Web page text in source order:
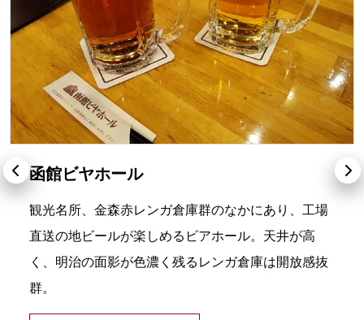
函館ビヤホール
観光名所、金森赤レンガ倉庫群のなかにあり、工場
直送の地ビールが楽しめるビアホール。天井が高
く、明治の面影が色濃く残るレンガ倉庫は開放感抜
群。